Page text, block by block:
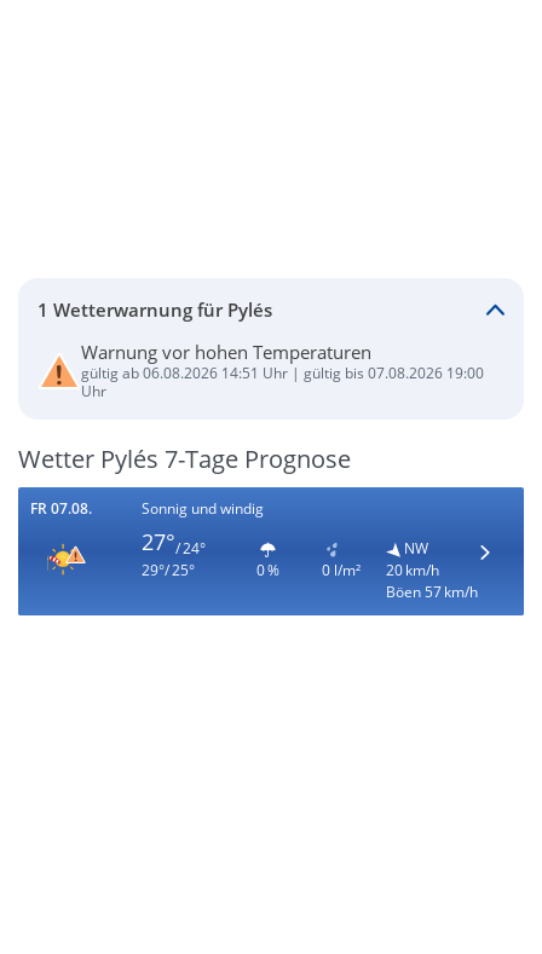
1 Wetterwarnung für Pylés
Warnung vor hohen Temperaturen
gültig ab 06.08.2026 14:51 Uhr | gültig bis 07.08.2026 19:00
Uhr
Wetter Pylés 7-Tage Prognose
FR 07.08. Sonnig und windig
27°/ 24°
29°/ 25°
0 % 0 l/m²
NW
20 km/h
Böen 57 km/h